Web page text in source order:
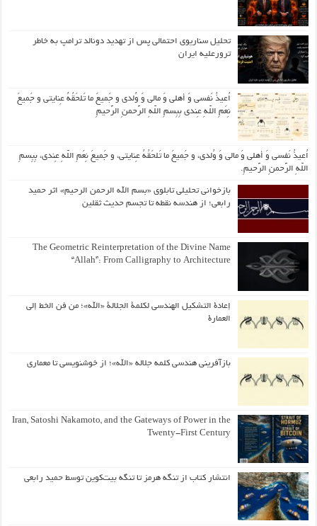
تحلیل سناریوی احتمالی پس از تهدید دونالد ترامپ به خاطر
ترورعلیه ایران
اُعیذُ نَفسی وَ أهلی وَ مالی وَ وُلدی و جَمیعَ ما تَلحَقُهُ عِنایتی و جَمیعَ
نِعَمِ اللّهِ عِندی بِبِسمِ اللّهِ الرَّحمنِ الرَّحیمِ
اُعیذُ نَفسی وَ أهلی وَ مالی وَ وُلدی، و جَمیعَ ما تَلحَقُهُ عِنایتی، و جَمیعَ نِعَمِ اللّهِ عِندی، بِبِسمِ
اللّهِ الرَّحمنِ الرَّحیمِ.
بازخوانی تحلیلی تابلوی «بسم الله الرحمن الرحیم» اثر حمید
رابعی؛ از هندسه نقطه تا تجسم حدیث ثقلین
The Geometric Reinterpretation of the Divine Name
“Allah”: From Calligraphy to Architecture
إعادة التشكيل الهندسي لكلمة الجلالة «الله»؛ من فن الخط إلى
العمارة
بازآفرینی هندسی کلمه جلاله «الله»؛ از خوشنویسی تا معماری
Iran, Satoshi Nakamoto, and the Gateways of Power in the
Twenty-First Century
انتشار کتاب از تنگه هرمز تا تنگه بیت‌کوین توسط حمید رابعی